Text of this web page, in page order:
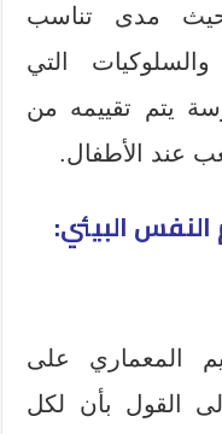
حيث مدى تناسب
والسلوكيات التي
يتم تقييمه من
عند الأطفال.
البيئي:
المعماري على
القول بأن لكل